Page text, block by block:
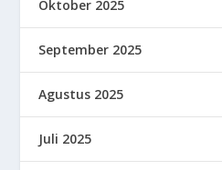
Oktober 2025
September 2025
Agustus 2025
Juli 2025